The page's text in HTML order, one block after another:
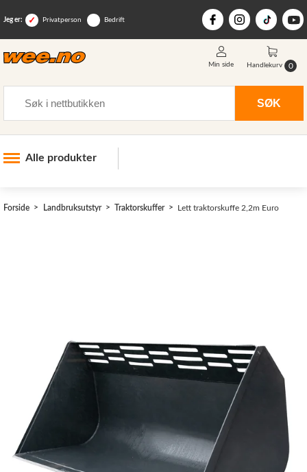
Jeg er: Privatperson Bedrift
SØK
Min side Handlekurv 0
Alle produkter
Nye Wee produkter
Lagertømming
Aktuelt
Kundeservice
Leasing
Forside Landbruksutstyr Traktorskuffer Lett traktorskuffe 2,2m Euro